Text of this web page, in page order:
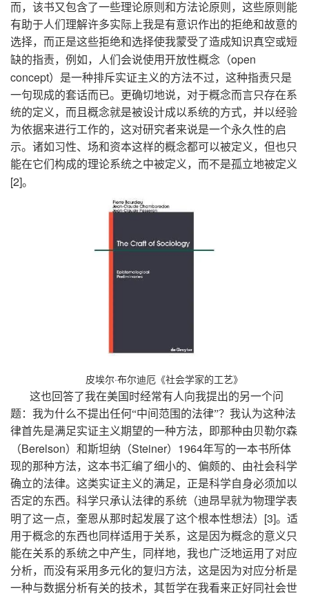
而，该书又包含了一些理论原则和方法论原则，这些原则能
有助于人们理解许多实际上我是有意识作出的拒绝和故意的
选择，而正是这些拒绝和选择使我蒙受了造成知识真空或短
缺的指责，例如，人们会说使用开放性概念（open
concept）是一种排斥实证主义的方法不过，这种指责只是
一句现成的套话而已。更确切地说，对于概念而言只存在系
统的定义，而且概念就是被设计成以系统的方式，并以经验
为依据来进行工作的，这对研究者来说是一个永久性的启
示。诸如习性、场和资本这样的概念都可以被定义，但也只
能在它们构成的理论系统之中被定义，而不是孤立地被定义
[2]。
皮埃尔·布尔迪厄《社会学家的工艺》
这也回答了我在美国时经常有人向我提出的另一个问
题：我为什么不提出任何“中间范围的法律”？我认为这种法
律首先是满足实证主义期望的一种方法，即那种由贝勒尔森
（Berelson）和斯坦纳（Steiner） 1964年写的一本书所体
现的那种方法，这本书汇编了细小的、偏颇的、由社会科学
确立的法律。这类实证主义的满足，正是科学自身必须加以
否定的东西。科学只承认法律的系统（迪昂早就为物理学表
明了这一点，奎恩从那时起发展了这个根本性想法） [3]。适
用于概念的东西也同样适用于关系，这是因为概念的意义只
能在关系的系统之中产生，同样地，我也广泛地运用了对应
分析，而没有采用多元化的复归方法，这是因为对应分析是
一种与数据分析有关的技术，其哲学在我看来正好同社会世